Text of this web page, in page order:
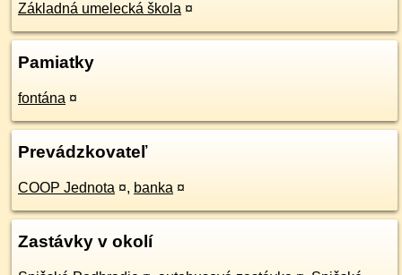
Základná umelecká škola ¤
Pamiatky
fontána ¤
Prevádzkovateľ
COOP Jednota ¤, banka ¤
Zastávky v okolí